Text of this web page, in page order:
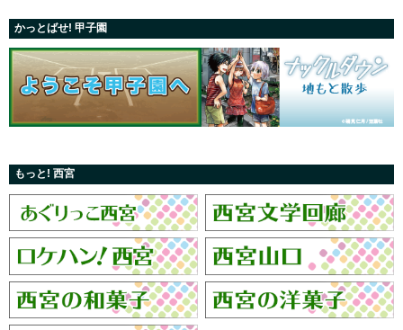
かっとばせ! 甲子園
もっと! 西宮